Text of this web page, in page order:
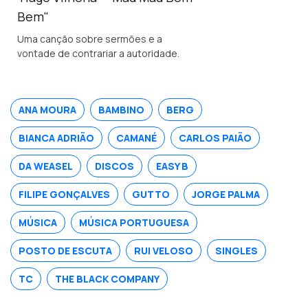
Bem"
Uma canção sobre sermões e a
vontade de contrariar a autoridade.
ANA MOURA BAMBINO BERG
BIANCA ADRIÃO CAMANÉ CARLOS PAIÃO
DA WEASEL DISCOS EASY B
FILIPE GONÇALVES GUTTO JORGE PALMA
MÚSICA MÚSICA PORTUGUESA
POSTO DE ESCUTA RUI VELOSO SINGLES
TC THE BLACK COMPANY